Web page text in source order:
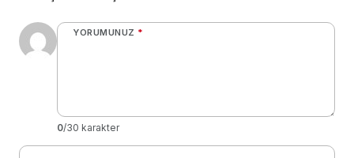
YORUMUNUZ *
0/30 karakter